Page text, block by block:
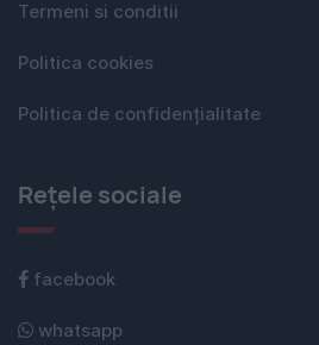
Termeni si conditii
Politica cookies
Politica de confidențialitate
Rețele sociale
facebook
whatsapp